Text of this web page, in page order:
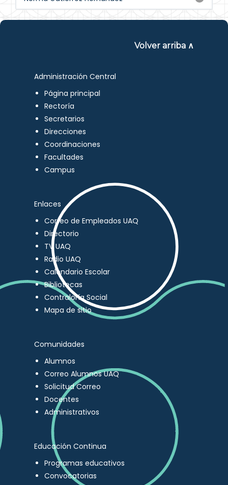
Volver arriba ∧
Administración Central
Página principal
Rectoría
Secretarios
Direcciones
Coordinaciones
Facultades
Campus
Enlaces
Correo de Empleados UAQ
Directorio
TV UAQ
Radio UAQ
Calendario Escolar
Bibliotecas
Contraloría Social
Mapa de sitio
Comunidades
Alumnos
Correo Alumnos UAQ
Solicitud Correo
Docentes
Administrativos
Educación Continua
Programas educativos
Convocatorias